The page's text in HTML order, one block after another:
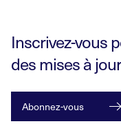
Inscrivez-vous
des mises à
Abonnez-vous